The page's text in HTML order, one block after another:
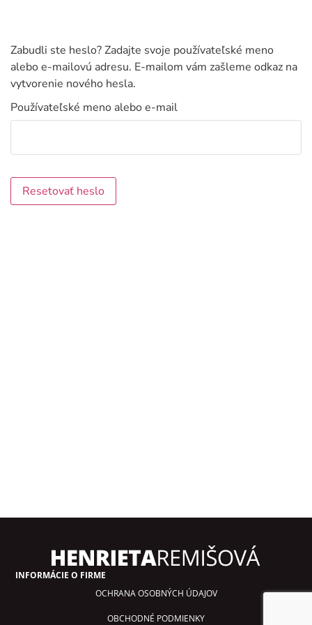
Zabudli ste heslo? Zadajte svoje používateľské meno
alebo e-mailovú adresu. E-mailom vám zašleme odkaz na
vytvorenie nového hesla.
Používateľské meno alebo e-mail
Resetovať heslo
INFORMÁCIE O FIRME
OCHRANA OSOBNÝCH ÚDAJOV
OBCHODNÉ PODMIENKY